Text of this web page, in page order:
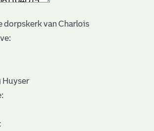
dorpskerk van Charlois
Huyser